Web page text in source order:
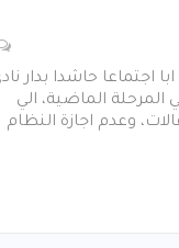
اجتماعا حاشدا بدار
الماضية، الي
وعدم اجازة النظام